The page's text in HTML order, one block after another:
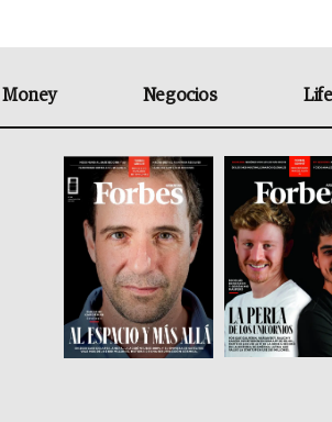
Money Negocios